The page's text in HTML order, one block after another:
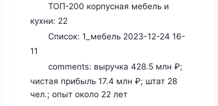
ТОП-200 корпусная мебель и
кухни: 22
Список: 1_мебель 2023-12-24 16-
11
comments: выручка 428.5 млн ₽;
чистая прибыль 17.4 млн ₽; штат 28
чел.; опыт около 22 лет